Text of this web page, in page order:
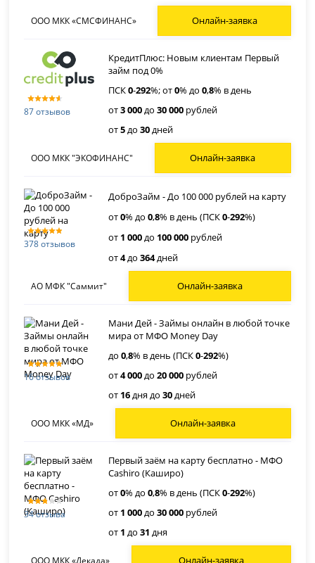
ООО МКК «СМСФИНАНС» Онлайн-заявка
87 отзывов
КредитПлюс: Новым клиентам Первый
займ под 0%
ПСК0-292%; от0% до0,8% в день
от3 000до30 000 рублей
от5до30дней
ООО МКК "ЭКОФИНАНС" Онлайн-заявка
378 отзывов
ДоброЗайм - До 100 000 рублей на карту
от0% до0,8% в день (ПСК0-292%)
от 1 000до 100 000 рублей
от4до364дней
АО МФК "Саммит" Онлайн-заявка
16 отзывов
Мани Дей - Займы онлайн в любой точке
мира от МФО Money Day
до0,8% в день (ПСК0-292%)
от4 000до20 000 рублей
от 16дня до30дней
ООО МКК «МД» Онлайн-заявка
34 отзыва
Первый заём на карту бесплатно - МФО
Cashiro (Каширо)
от0% до0,8% в день (ПСК0-292%)
от 1 000до30 000 рублей
от 1 до31 дня
Онлайн-заявка